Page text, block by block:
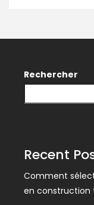
Rechercher
Recent
Comment
en construction